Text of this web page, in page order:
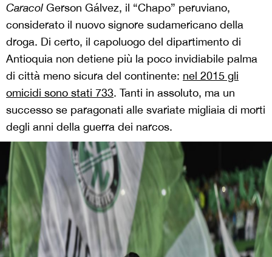
Caracol Gerson Gálvez, il “Chapo” peruviano,
considerato il nuovo signore sudamericano della
droga. Di certo, il capoluogo del dipartimento di
Antioquia non detiene più la poco invidiabile palma
di città meno sicura del continente: nel 2015 gli
omicidi sono stati 733. Tanti in assoluto, ma un
successo se paragonati alle svariate migliaia di morti
degli anni della guerra dei narcos.